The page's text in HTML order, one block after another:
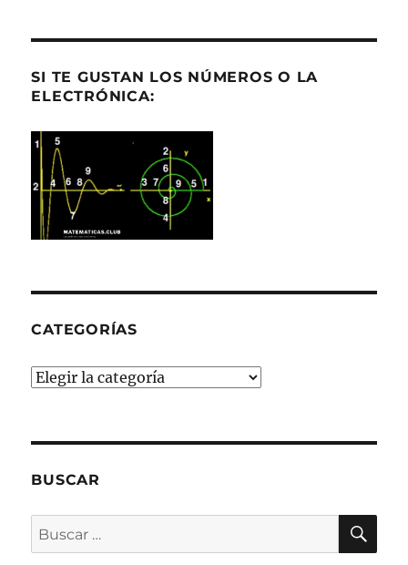
SI TE GUSTAN LOS NÚMEROS O LA
ELECTRÓNICA:
CATEGORÍAS
Categorías
BUSCAR
Buscar
por: